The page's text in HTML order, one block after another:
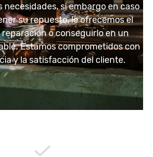
necesidades, si embargo en caso
su repuesto, le ofrecemos el
o conseguirlo en un
Estamos comprometidos con
y la satisfacción del cliente.